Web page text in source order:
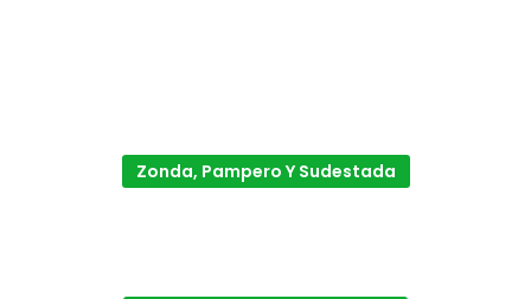
Zonda, Pampero Y Sudestada